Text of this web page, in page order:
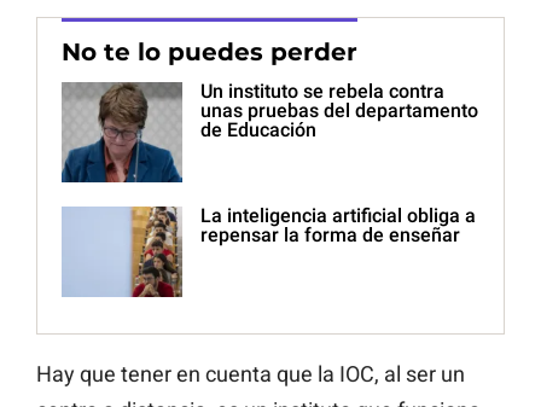
No te lo puedes perder
Un instituto se rebela contra
unas pruebas del departamento
de Educación
La inteligencia artificial obliga a
repensar la forma de enseñar
Hay que tener en cuenta que la IOC, al ser un